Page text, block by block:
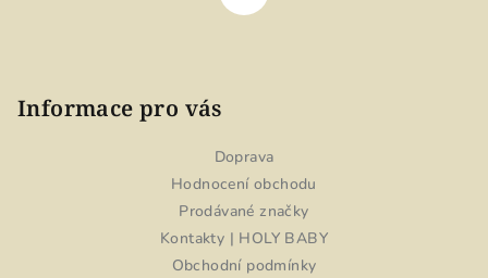
Informace pro vás
Doprava
Hodnocení obchodu
Prodávané značky
Kontakty | HOLY BABY
Obchodní podmínky